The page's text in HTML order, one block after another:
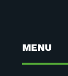
MENU